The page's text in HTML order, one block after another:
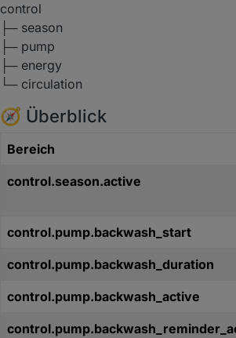
control
├─ season
├─ pump
├─ energy
└─ circulation
🧭 Überblick
Bereich
control.season.active
control.pump.backwash_start
control.pump.backwash_duration
control.pump.backwash_active